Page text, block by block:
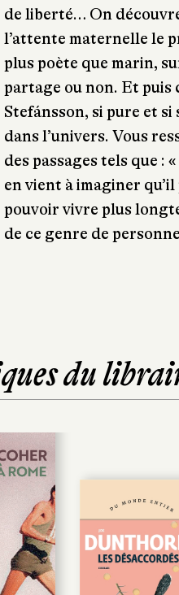
de liberté… On
l’attente maternelle le
plus poète que marin,
partage ou non. Et
Stefánsson, si pure et si
dans l’univers. Vous
des passages tels que :
en vient à imaginer
pouvoir vivre plus
de ce genre de
du